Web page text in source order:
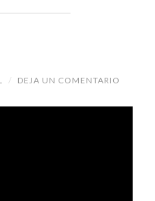
/ DEJA UN COMENTARIO